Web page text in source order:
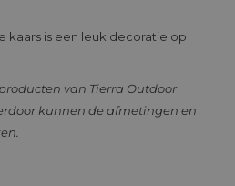
kaars is een leuk decoratie op
van Tierra Outdoor
kunnen de afmetingen en